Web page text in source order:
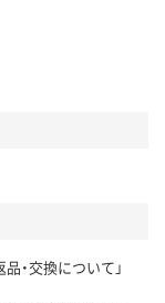
・交換について」